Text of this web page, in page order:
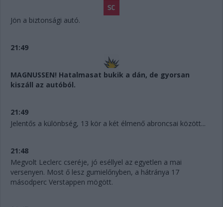
Jön a biztonsági autó.
21:49
MAGNUSSEN! Hatalmasat bukik a dán, de gyorsan
kiszáll az autóból.
21:49
Jelentős a különbség, 13 kör a két élmenő abroncsai között...
21:48
Megvolt Leclerc cseréje, jó eséllyel az egyetlen a mai
versenyen. Most ő lesz gumielőnyben, a hátránya 17
másodperc Verstappen mögött.